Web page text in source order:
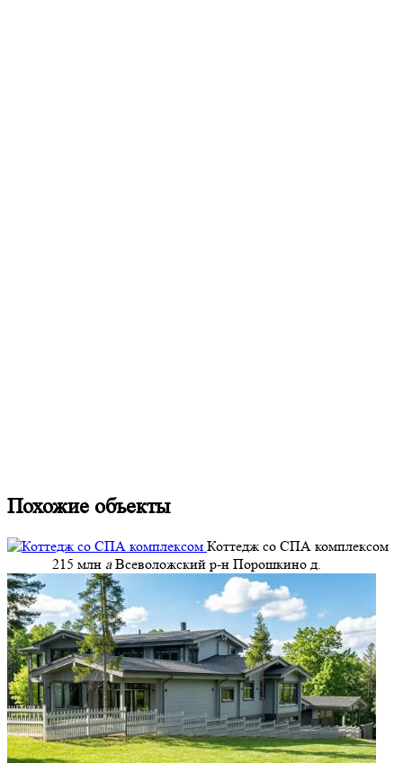
Похожие объекты
Коттедж со СПА комплексом
215 млн a Всеволожский р-н Порошкино д.